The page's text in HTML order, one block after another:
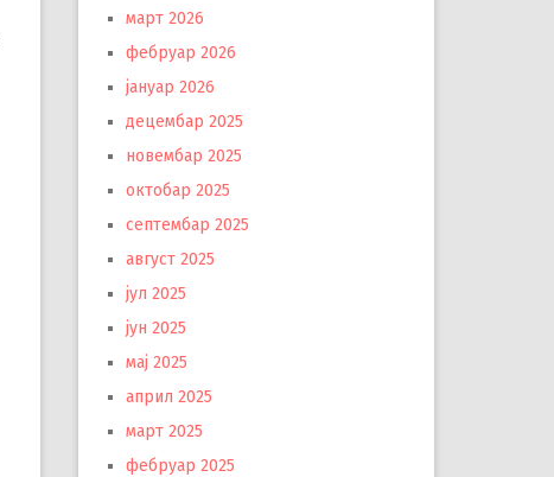
март 2026
фебруар 2026
јануар 2026
децембар 2025
новембар 2025
октобар 2025
септембар 2025
август 2025
јул 2025
јун 2025
мај 2025
април 2025
март 2025
фебруар 2025